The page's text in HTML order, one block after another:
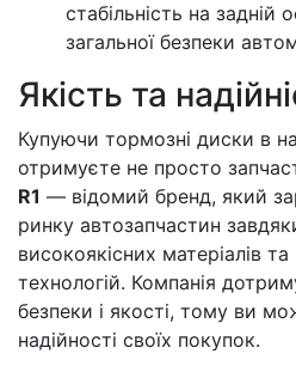
стабільність на
загальної безпеки
Якість та
Купуючи тормозні диски в
отримуєте не просто
R1 — відомий бренд, який
ринку автозапчастин
високоякісних матеріалів та
технологій. Компанія
безпеки і якості, тому ви
надійності своїх покупок.